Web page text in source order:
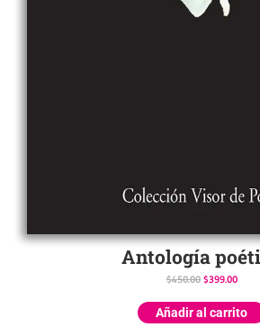
Antología
$450.00 $399.00
Añadir al carrito